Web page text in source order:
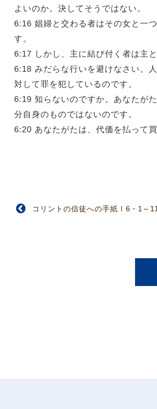
よいのか。決してそうではない。
6:16 娼婦と交わる者はその女と一
す。
6:17 しかし、主に結び付く者は主
6:18 みだらな行いを避けなさい。
対して罪を犯しているのです。
6:19 知らないのですか。あなたが
分自身のものではないのです。
6:20 あなたがたは、代価を払って
コリントの信徒への手紙Ⅰ6・1～